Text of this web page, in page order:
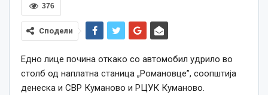
376
Сподели
Едно лице почина откако со автомобил удрило во
столб од наплатна станица „Романовце”, соопштија
денеска и СВР Куманово и РЦУК Куманово.